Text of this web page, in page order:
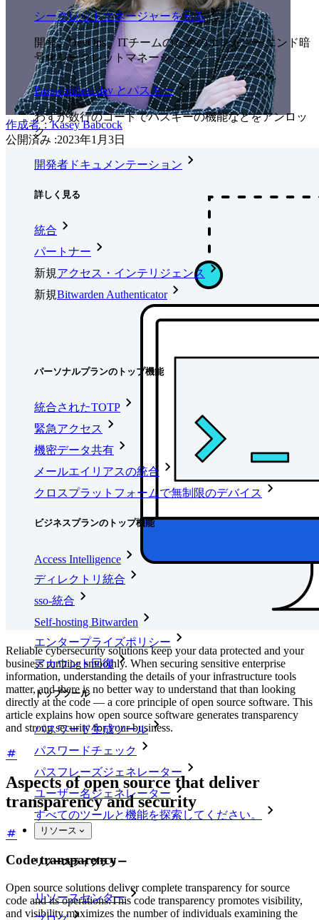
シークレットマネージャーを見る
開発、DevOps、ITチームのためのエンドツーエンド暗
号化シークレットマネージャー。
Passwordless.dev とパスキー
わずか数行のコードでパスキーの機能などをアンロッ
ク
開発者ドキュメンテーション
詳しく見る
統合
パートナー
新規アクセス・インテリジェンス
新規Bitwarden Authenticator
パーソナルプランのトップ機能
統合されたTOTP
緊急アクセス
機密データ共有
メールエイリアスの統合
クロスプラットフォームで無制限のデバイス
ビジネスプランのトップ機能
Access Intelligence
ディレクトリ統合
sso-統合
Self-hosting Bitwarden
エンタープライズポリシー
アカウント回復
トップツール
パスワード生成ツール
パスワードチェック
パスフレーズジェネレーター
ユーザー名ジェネレーター
すべてのツールと機能を探索してください。
リソース
リソースライブラリー
リソースセンター
作成者：Kasey Babcock
公開済み :2023年1月3日
Reliable cybersecurity solutions keep your data protected and your
business running smoothly. When securing sensitive enterprise
information, understanding the details of your infrastructure tools
matter, and there is no better way to understand that than looking
directly at the code — a core principle of open source software. This
article explains how open source software generates transparency
and strong security for your business.
Aspects of open source that deliver
transparency and security
Code transparency
Open source solutions deliver complete transparency for source
code and its operations.This code transparency promotes visibility,
and visibility maximizes the number of individuals examining the